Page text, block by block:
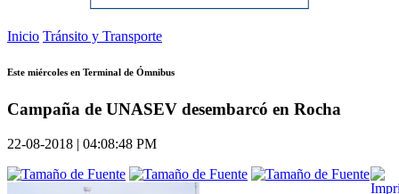
Inicio Tránsito y Transporte
Este miércoles en Terminal de Ómnibus
Campaña de UNASEV desembarcó en Rocha
22-08-2018 | 04:08:48 PM